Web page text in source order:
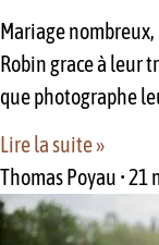
Mariage nombreux,
Robin grace à leur
que photographe
Lire la suite »
Thomas Poyau 21